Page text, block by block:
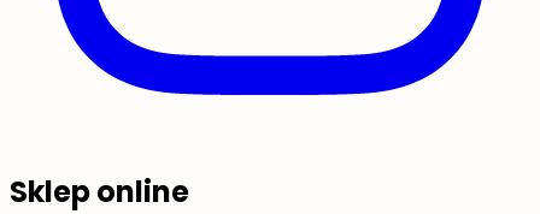
Sklep online